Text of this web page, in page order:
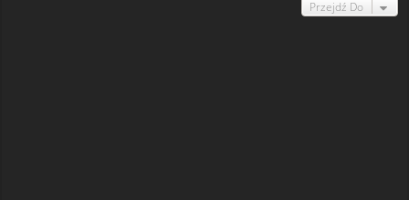
Przejdź Do